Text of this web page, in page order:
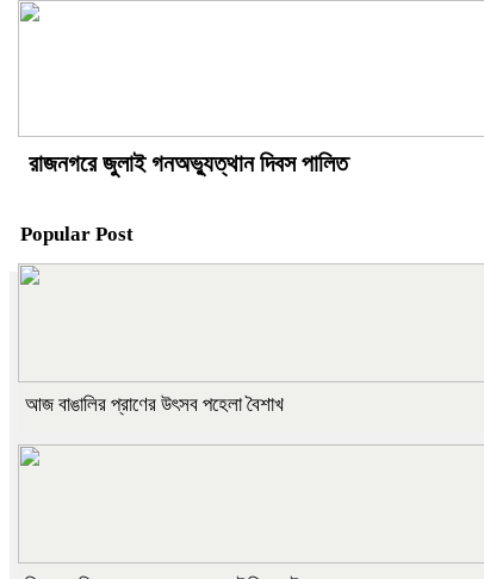
রাজনগরে জুলাই গনঅভ্যুত্থান দিবস পালিত
Popular Post
আজ বাঙালির প্রাণের উৎসব পহেলা বৈশাখ